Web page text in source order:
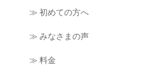
≫ 初めての方へ
≫ みなさまの声
≫ 料金